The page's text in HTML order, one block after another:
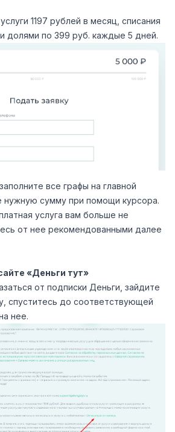
1197 рублей в месяц, списания
долями по 399 руб. каждые 5 дней.
все графы на главной
нужную сумму при помощи курсора.
услуга вам больше не
от нее рекомендованными далее
«Деньги тут»
от подписки Деньги, зайдите
спуститесь до соответствующей
нее.